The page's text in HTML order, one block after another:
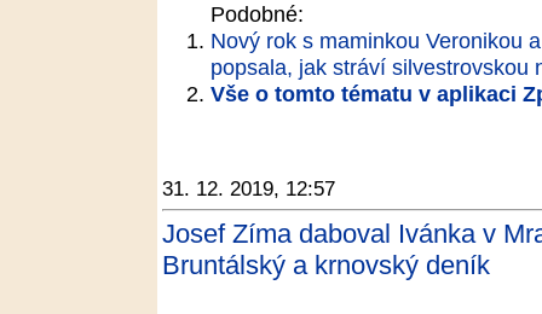
Podobné:
Nový rok s maminkou Veronikou
popsala, jak stráví silvestrovskou
Vše o tomto tématu v aplikaci
31. 12. 2019, 12:57
Josef Zíma daboval Ivánka v
Bruntálský a krnovský deník